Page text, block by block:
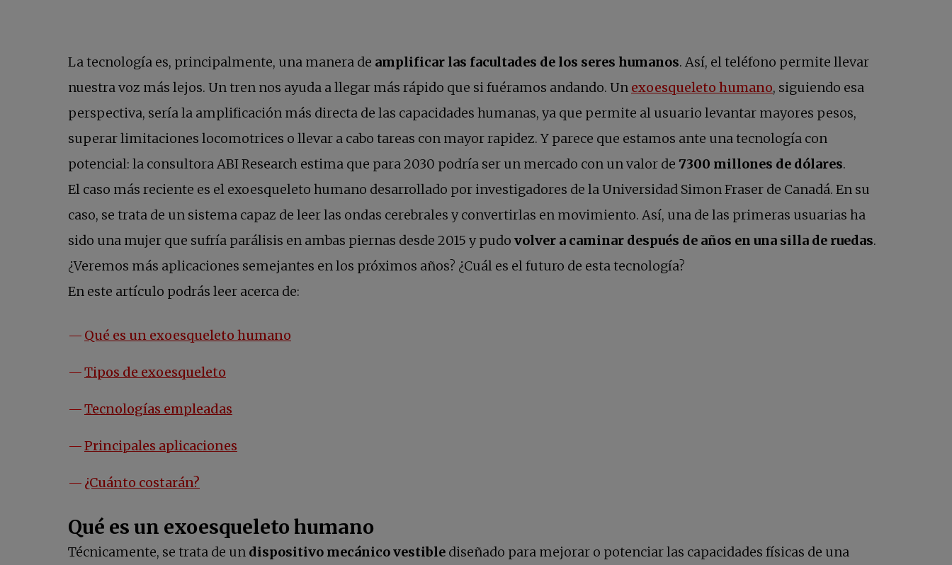
La tecnología es, principalmente, una manera de amplificar las facultades de los seres humanos. Así, el teléfono permite llevar
nuestra voz más lejos. Un tren nos ayuda a llegar más rápido que si fuéramos andando. Un exoesqueleto humano se abre en una pestaña
, siguiendo esa
perspectiva, sería la amplificación más directa de las capacidades humanas, ya que permite al usuario levantar mayores pesos,
superar limitaciones locomotrices o llevar a cabo tareas con mayor rapidez. Y parece que estamos ante una tecnología con
potencial: la consultora ABI Research estima que para 2030 podría ser un mercado con un valor de 7300 millones de dólares.
El caso más reciente es el exoesqueleto humano desarrollado por investigadores de la Universidad Simon Fraser de Canadá. En su
caso, se trata de un sistema capaz de leer las ondas cerebrales y convertirlas en movimiento. Así, una de las primeras usuarias ha
sido una mujer que sufría parálisis en ambas piernas desde 2015 y pudo volver a caminar después de años en una silla de ruedas.
¿Veremos más aplicaciones semejantes en los próximos años? ¿Cuál es el futuro de esta tecnología?
En este artículo podrás leer acerca de:
Qué es un exoesqueleto humano
Tipos de exoesqueleto
Tecnologías empleadas
Principales aplicaciones
¿Cuánto costarán?
Qué es un exoesqueleto humano
Técnicamente, se trata de un dispositivo mecánico vestible diseñado para mejorar o potenciar las capacidades físicas de una